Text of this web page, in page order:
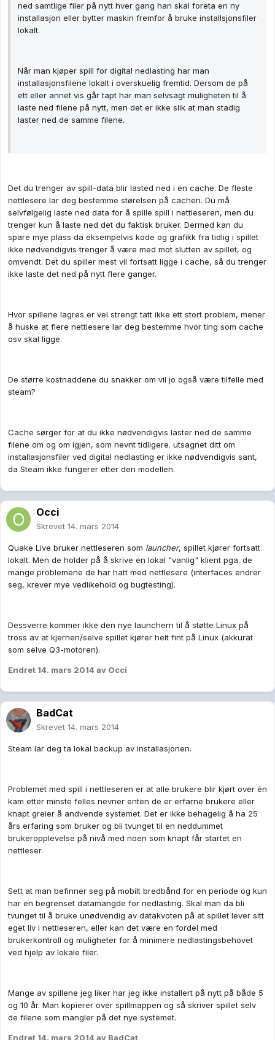
ned samtlige filer på nytt hver gang han skal foreta en ny
installasjon eller bytter maskin fremfor å bruke installsjonsfiler
lokalt.
Når man kjøper spill for digital nedlasting har man
installasjonsfilene lokalt i overskuelig fremtid. Dersom de på
ett eller annet vis går tapt har man selvsagt muligheten til å
laste ned filene på nytt, men det er ikke slik at man stadig
laster ned de samme filene.
Det du trenger av spill-data blir lasted ned i en cache. De fleste
nettlesere lar deg bestemme størelsen på cachen. Du må
selvfølgelig laste ned data for å spille spill i nettleseren, men du
trenger kun å laste ned det du faktisk bruker. Dermed kan du
spare mye plass da eksempelvis kode og grafikk fra tidlig i spillet
ikke nødvendigvis trenger å være med mot slutten av spillet, og
omvendt. Det du spiller mest vil fortsatt ligge i cache, så du trenger
ikke laste det ned på nytt flere ganger.
Hvor spillene lagres er vel strengt tatt ikke ett stort problem, mener
å huske at flere nettlesere lar deg bestemme hvor ting som cache
osv skal ligge.
De større kostnaddene du snakker om vil jo også være tilfelle med
steam?
Cache sørger for at du ikke nødvendigvis laster ned de samme
filene om og om igjen, som nevnt tidligere. utsagnet ditt om
installasjonsfiler ved digital nedlasting er ikke nødvendigvis sant,
da Steam ikke fungerer etter den modellen.
Occi
Skrevet 14. mars 2014
Quake Live bruker nettleseren som launcher, spillet kjører fortsatt
lokalt. Men de holder på å skrive en lokal "vanlig" klient pga. de
mange problemene de har hatt med nettlesere (interfaces endrer
seg, krever mye vedlikehold og bugtesting).
Dessverre kommer ikke den nye launchern til å støtte Linux på
tross av at kjernen/selve spillet kjører helt fint på Linux (akkurat
som selve Q3-motoren).
Endret 14. mars 2014 av Occi
BadCat
Skrevet 14. mars 2014
Steam lar deg ta lokal backup av installasjonen.
Problemet med spill i nettleseren er at alle brukere blir kjørt over én
kam etter minste felles nevner enten de er erfarne brukere eller
knapt greier å andvende systemet. Det er ikke behagelig å ha 25
års erfaring som bruker og bli tvunget til en neddummet
brukeropplevelse på nivå med noen som knapt får startet en
nettleser.
Sett at man befinner seg på mobilt bredbånd for en periode og kun
har en begrenset datamangde for nedlasting. Skal man da bli
tvunget til å bruke unødvendig av datakvoten på at spillet lever sitt
eget liv i nettleseren, eller kan det være en fordel med
brukerkontroll og muligheter for å minimere nedlastingsbehovet
ved hjelp av lokale filer.
Mange av spillene jeg liker har jeg ikke installert på nytt på både 5
og 10 år. Man kopierer over spillmappen og så skriver spillet selv
de filene som mangler på det nye systemet.
Endret 14. mars 2014 av BadCat